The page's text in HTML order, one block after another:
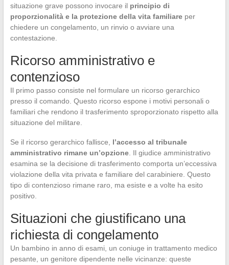
situazione grave possono invocare il principio di
proporzionalità e la protezione della vita familiareper
chiedere un congelamento, un rinvio o avviare una
contestazione.
Ricorso amministrativo e
contenzioso
Il primo passo consiste nel formulare un ricorso gerarchico
presso il comando. Questo ricorso espone i motivi personali o
familiari che rendono il trasferimento sproporzionato rispetto alla
situazione del militare.
Se il ricorso gerarchico fallisce, l’accesso al tribunale
amministrativo rimane un’opzione. Il giudice amministrativo
esamina se la decisione di trasferimento comporta un’eccessiva
violazione della vita privata e familiare del carabiniere. Questo
tipo di contenzioso rimane raro, ma esiste e a volte ha esito
positivo.
Situazioni che giustificano una
richiesta di congelamento
Un bambino in anno di esami, un coniuge in trattamento medico
pesante, un genitore dipendente nelle vicinanze: queste